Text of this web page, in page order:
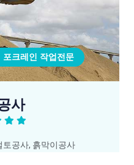
포크레인 작업전문
사
토공사, 흙막이공사